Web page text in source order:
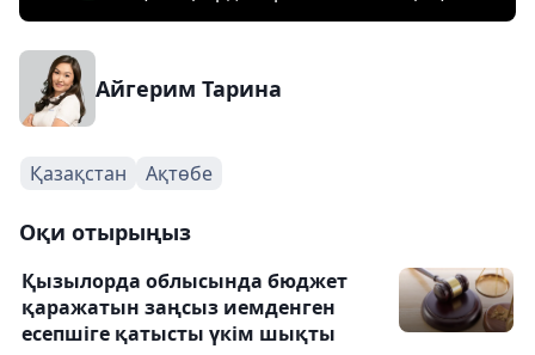
Айгерим Тарина
Қазақстан Ақтөбе
Оқи отырыңыз
Қызылорда облысында бюджет
қаражатын заңсыз иемденген
есепшіге қатысты үкім шықты